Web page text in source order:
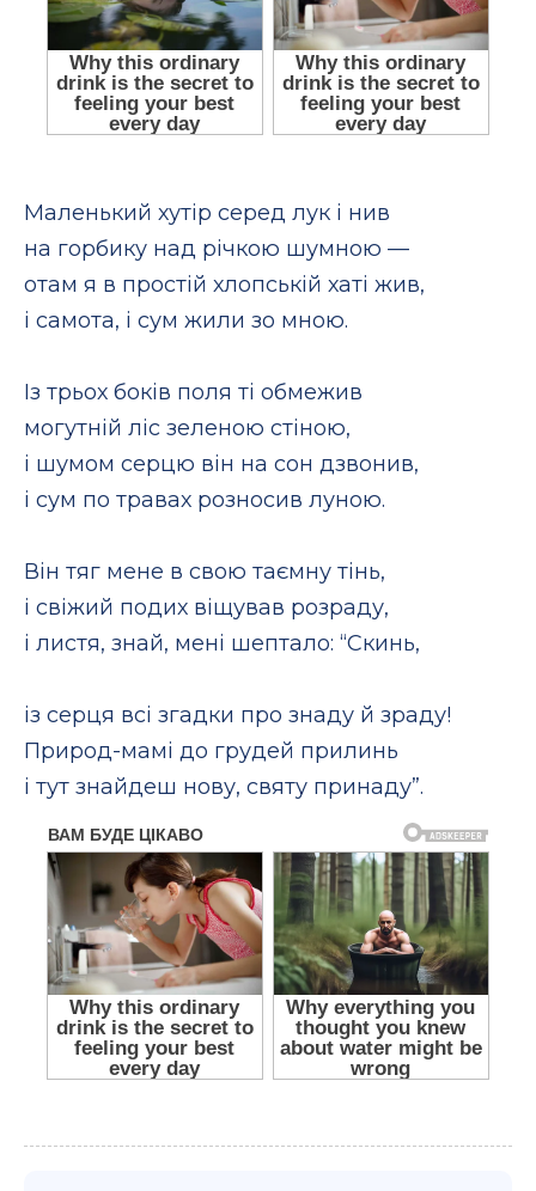
Маленький хутір серед лук і нив
на горбику над річкою шумною —
отам я в простій хлопській хаті жив,
і самота, і сум жили зо мною.
Із трьох боків поля ті обмежив
могутній ліс зеленою стіною,
і шумом серцю він на сон дзвонив,
і сум по травах розносив луною.
Він тяг мене в свою таємну тінь,
і свіжий подих віщував розраду,
і листя, знай, мені шептало: “Скинь,
із серця всі згадки про знаду й зраду!
Природ-мамі до грудей прилинь
і тут знайдеш нову, святу принаду”.